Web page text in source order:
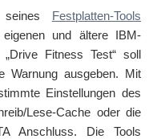
Festplatten-Tools
und ältere IBM-
Fitness Test“ soll
Warnung ausgeben. Mit
Einstellungen des
Lese-Cache oder die
Anschluss. Die Tools